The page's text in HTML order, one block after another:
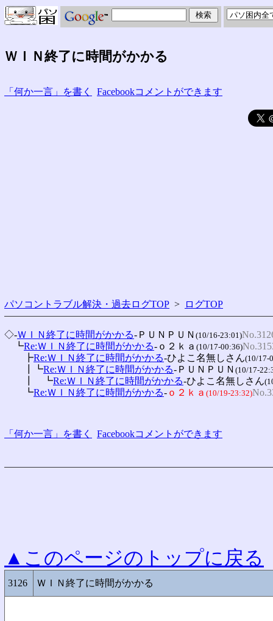
ＷＩＮ終了に時間がかかる
「何か一言」を書く Facebookコメントができます
パソコントラブル解決・過去ログTOP > ログTOP
◇-ＷＩＮ終了に時間がかかる-ＰＵＮＰＵＮ (10/16-23:01)
┗Re:ＷＩＮ終了に時間がかかる-ｏ２ｋａ (10/17-00:36)
┣Re:ＷＩＮ終了に時間がかかる-ひよこ名無しさん(10/17-
┃┗Re:ＷＩＮ終了に時間がかかる-ＰＵＮＰＵＮ (10/17-
┃　┗Re:ＷＩＮ終了に時間がかかる-ひよこ名無しさん
┗Re:ＷＩＮ終了に時間がかかる- ｏ２ｋａ (10/19-23:32)
「何か一言」を書く Facebookコメントができます
▲このページのトップに戻る
3126 ＷＩＮ終了に時間がかかる